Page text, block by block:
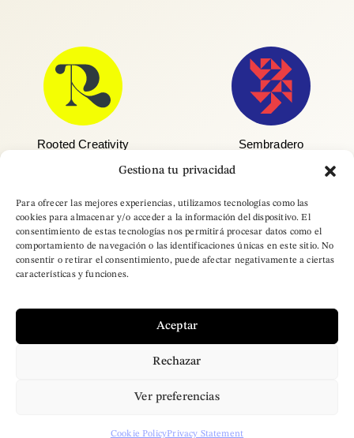
Gestiona tu privacidad
Para ofrecer las mejores experiencias, utilizamos tecnologías como las
cookies para almacenar y/o acceder a la información del dispositivo. El
consentimiento de estas tecnologías nos permitirá procesar datos como el
comportamiento de navegación o las identificaciones únicas en este sitio. No
consentir o retirar el consentimiento, puede afectar negativamente a ciertas
características y funciones.
Aceptar
Rechazar
Ver preferencias
Cookie PolicyPrivacy Statement
Rooted Creativity Sembradero
Brand Designer Pro.